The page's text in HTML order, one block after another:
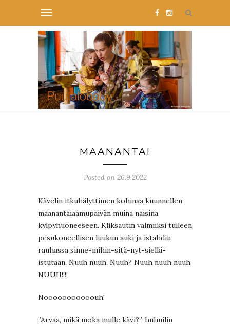
MAANANTAI
Posted on 26.9.2022
Kävelin itkuhälyttimen kohinaa kuunnellen
maanantaiaamupäivän muina naisina
kylpyhuoneeseen. Kliksautin valmiiksi tulleen
pesukoneellisen luukun auki ja istahdin
rauhassa sinne-mihin-sitä-nyt-siellä-
istutaan. Nuuh nuuh. Nuuh? Nuuh nuuh nuuh.
NUUH!!!!
Nooooooooooouh!
”Arvaa, mikä moka mulle kävi?”, huhuilin